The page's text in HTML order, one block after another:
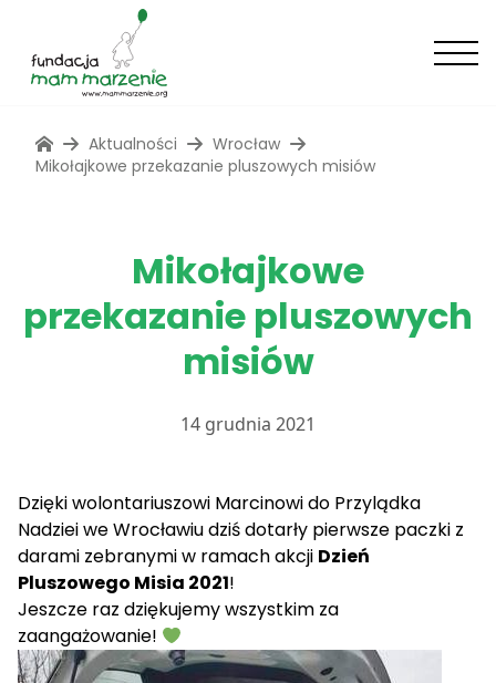
Aktualności
Wrocław
Mikołajkowe przekazanie pluszowych misiów
Mikołajkowe
przekazanie pluszowych
misiów
14 grudnia 2021
Dzięki wolontariuszowi Marcinowi do Przylądka
Nadziei we Wrocławiu dziś dotarły pierwsze paczki z
darami zebranymi w ramach akcji Dzień
Pluszowego Misia 2021!
Jeszcze raz dziękujemy wszystkim za
zaangażowanie!